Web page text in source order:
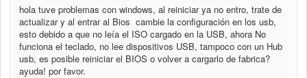
hola tuve problemas con windows, al reiniciar ya no entro, trate de
actualizar y al entrar al Bios cambie la configuración en los usb,
esto debido a que no leía el ISO cargado en la USB, ahora No
funciona el teclado, no lee dispositivos USB, tampoco con un Hub
usb, es posible reiniciar el BIOS o volver a cargarlo de fabrica?
ayuda! por favor.